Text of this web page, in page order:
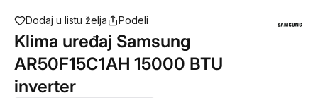
Dodaj u listu želja Podeli
Klima uređaj Samsung
AR50F15C1AH 15000 BTU
inverter